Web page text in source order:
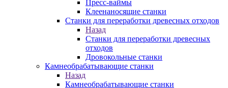
Пресс-ваймы
Клеенаносящие станки
Станки для переработки древесных отходов
Назад
Станки для переработки древесных
отходов
Дровокольные станки
Камнеобрабатывающие станки
Назад
Камнеобрабатывающие станки